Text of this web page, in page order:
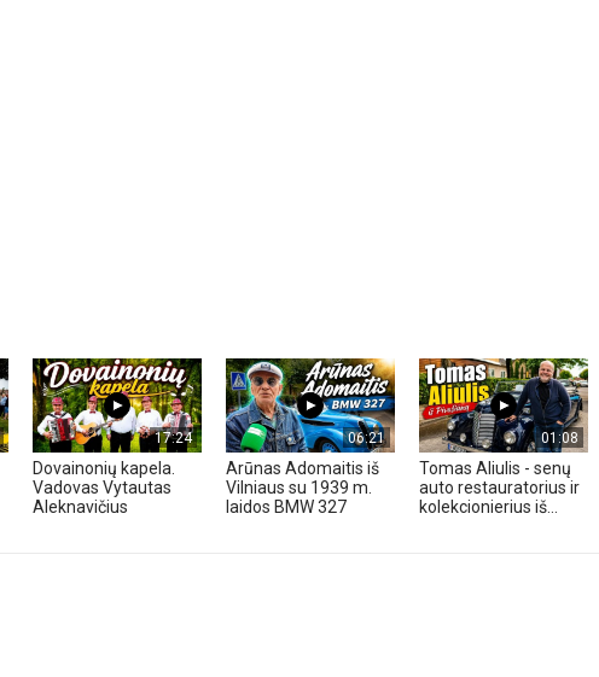
17:24
Dovainonių kapela.
Vadovas Vytautas
Aleknavičius
06:21
Arūnas Adomaitis iš
Vilniaus su 1939 m.
laidos BMW 327
01:08
Tomas Aliulis - senų
auto restauratorius ir
kolekcionierius iš...